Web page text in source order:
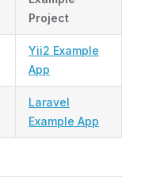
Project
Yii2 Example
App
Laravel
Example App